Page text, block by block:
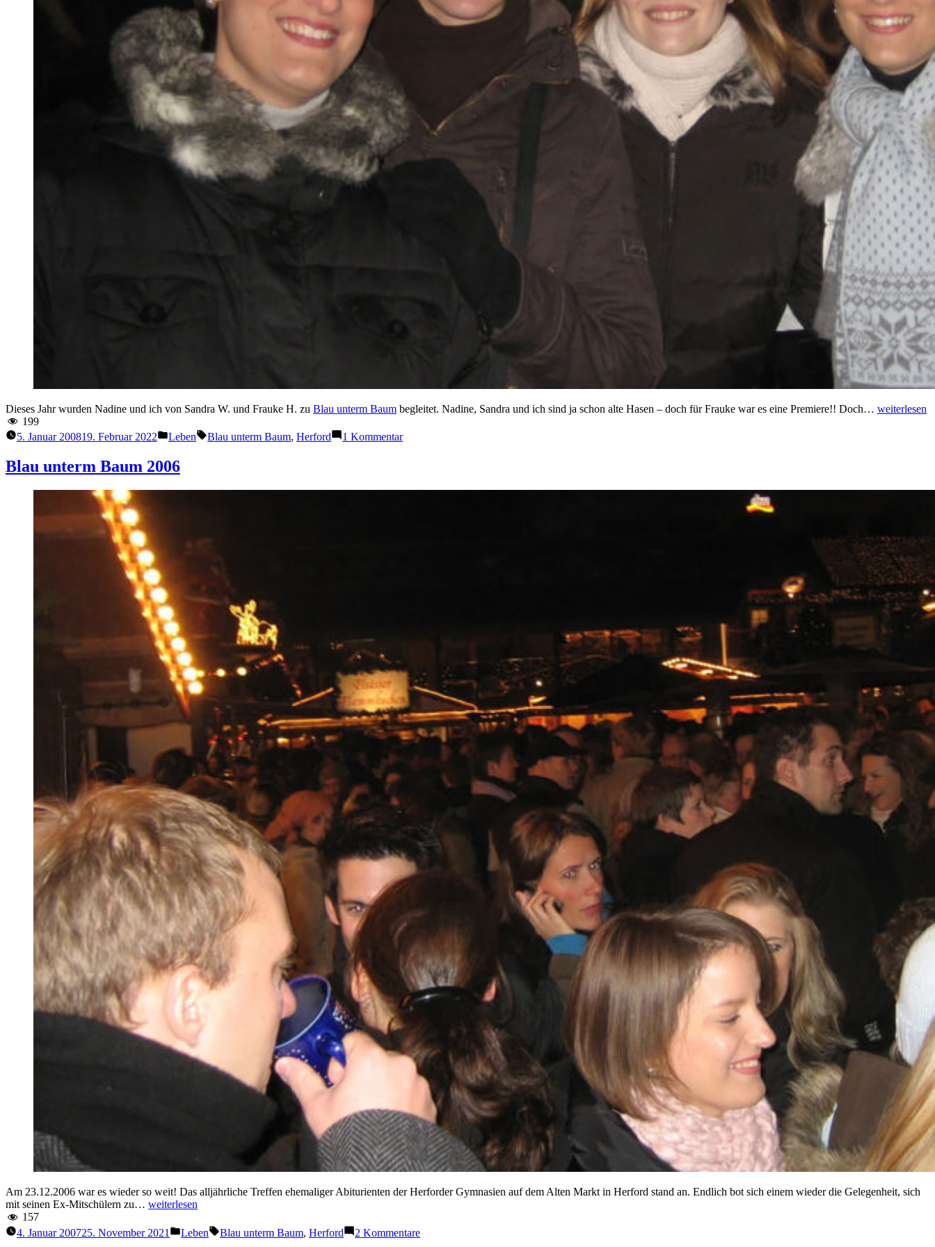
Dieses Jahr wurden Nadine und ich von Sandra W. und Frauke H. zu Blau unterm Baum begleitet. Nadine, Sandra und ich sind ja schon alte Hasen – doch für Frauke war es eine Premiere!! Doch… weiterlesen
199
5. Januar 200819. Februar 2022
Veröffentlicht
Leben Schlagwörter:
Blau unterm Baum, Herford 1 Kommentarzu
Blau unterm Baum 2006
Am 23.12.2006 war es wieder so weit! Das alljährliche Treffen ehemaliger Abiturienten der Herforder Gymnasien auf dem Alten Markt in Herford stand an. Endlich bot sich einem wieder die Gelegenheit, sich
mit seinen Ex-Mitschülern zu… weiterlesen
Baum
2006”
157
4. Januar 200725. November 2021
Veröffentlicht
Leben Schlagwörter:
Blau unterm Baum, Herford 2 Kommentarezu